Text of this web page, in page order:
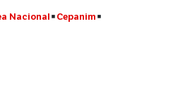
Nacional Cepanim